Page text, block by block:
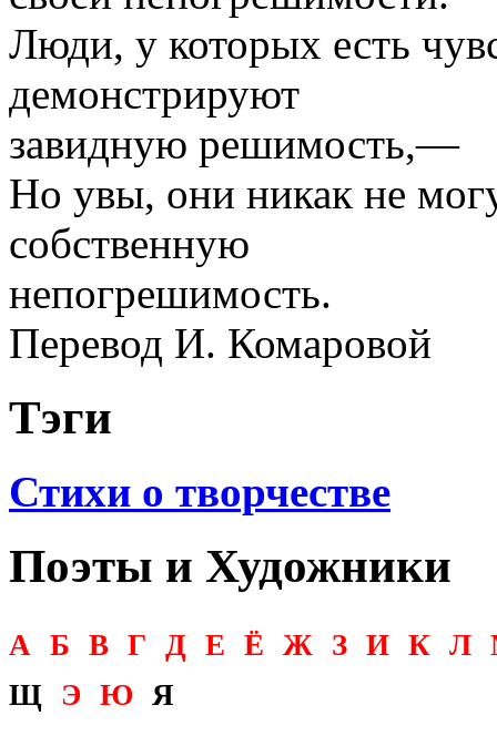
Люди, у которых есть
демонстрируют
завидную решимость,—
Но увы, они никак не
собственную
непогрешимость.
Перевод И. Комаровой
Тэги
Стихи о творчестве
Поэты и Художники
А Б В Г Д Е Ё Ж З И К Л
Щ
Э Ю Я